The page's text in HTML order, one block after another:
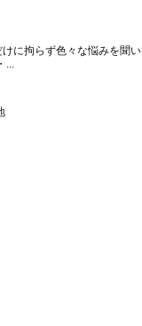
に拘らず色々な悩みを聞い
...